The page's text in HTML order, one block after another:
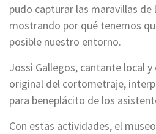
pudo capturar las maravillas de
mostrando por qué tenemos
posible nuestro entorno.
Jossi Gallegos, cantante local
original del cortometraje,
para beneplácito de los
Con estas actividades, el